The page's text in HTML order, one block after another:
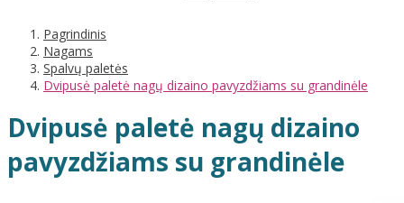
Pagrindinis
Nagams
Spalvų paletės
Dvipusė paletė nagų dizaino pavyzdžiams su grandinėle
Dvipusė paletė nagų dizaino
pavyzdžiams su grandinėle